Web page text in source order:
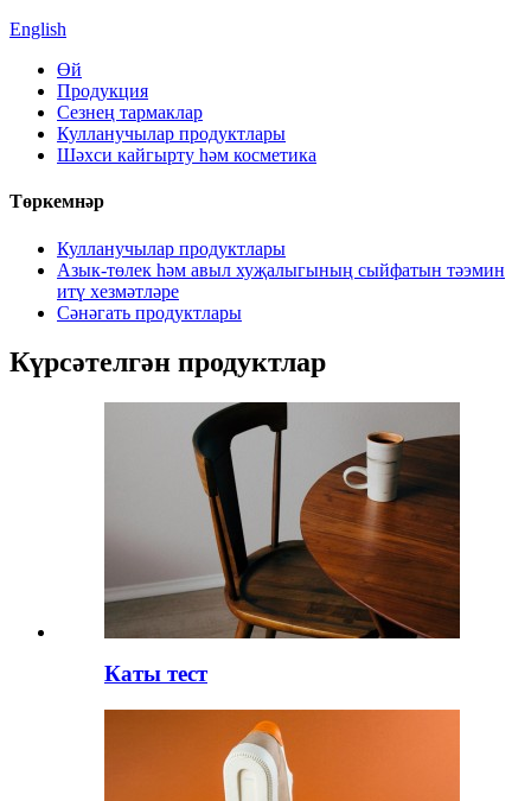
English
Өй
Продукция
Сезнең тармаклар
Кулланучылар продуктлары
Шәхси кайгырту һәм косметика
Төркемнәр
Кулланучылар продуктлары
Азык-төлек һәм авыл хуҗалыгының сыйфатын тәэмин
итү хезмәтләре
Сәнәгать продуктлары
Күрсәтелгән продуктлар
Каты тест